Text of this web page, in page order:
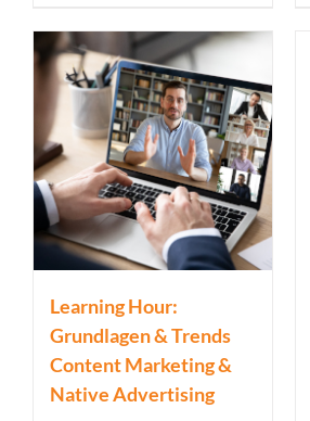
Learning Hour:
Grundlagen & Trends
Content Marketing &
Native Advertising